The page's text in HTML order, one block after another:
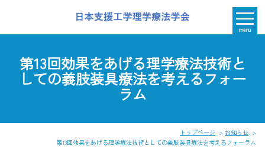
menu
第13回効果をあげる理学療法技術と
しての義肢装具療法を考えるフォー
ラム
トップページ
お知らせ
第13回効果をあげる理学療法技術としての義肢装具療法を考えるフォーラム